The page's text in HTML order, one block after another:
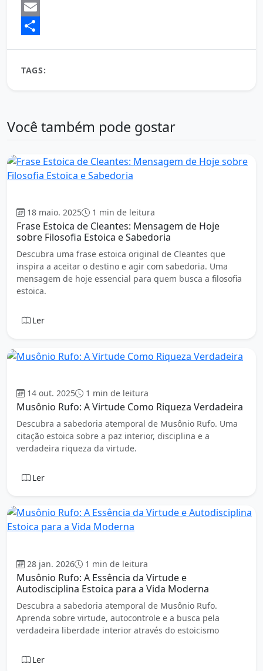
Mastodon
Email
TAGS:
Você também pode gostar
18 maio. 2025 1 min de leitura
Frase Estoica de Cleantes: Mensagem de Hoje
sobre Filosofia Estoica e Sabedoria
Descubra uma frase estoica original de Cleantes que
inspira a aceitar o destino e agir com sabedoria. Uma
mensagem de hoje essencial para quem busca a filosofia
estoica.
Ler
14 out. 2025 1 min de leitura
Musônio Rufo: A Virtude Como Riqueza Verdadeira
Descubra a sabedoria atemporal de Musônio Rufo. Uma
citação estoica sobre a paz interior, disciplina e a
verdadeira riqueza da virtude.
Ler
28 jan. 2026 1 min de leitura
Musônio Rufo: A Essência da Virtude e
Autodisciplina Estoica para a Vida Moderna
Descubra a sabedoria atemporal de Musônio Rufo.
Aprenda sobre virtude, autocontrole e a busca pela
verdadeira liberdade interior através do estoicismo
Ler